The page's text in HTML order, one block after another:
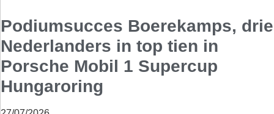
Podiumsucces Boerekamps, drie
Nederlanders in top tien in
Porsche Mobil 1 Supercup
Hungaroring